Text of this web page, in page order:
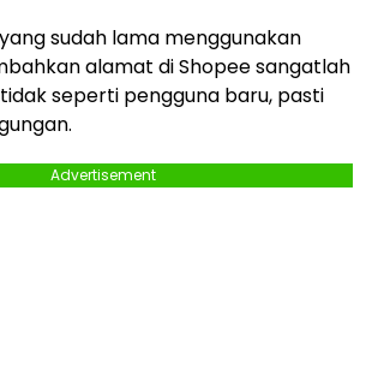
sudah lama menggunakan
alamat di Shopee sangatlah
seperti pengguna baru, pasti
Advertisement